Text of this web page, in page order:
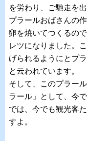
を労わり、ご馳走を
プラールおばさんの
卵を焼いてつくるの
レツになりました。
げられるようにとプ
と云われています。
そして、このプラー
ラール」として、今
では、今でも観光客
すよ。